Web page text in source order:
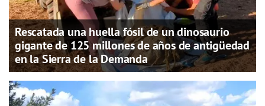
Rescatada una huella fósil de un dinosaurio
gigante de 125 millones de años de antigüedad
en la Sierra de la Demanda